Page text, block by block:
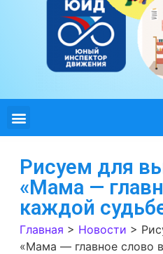
Рисуем для
«Мама —
каждой
Главная > Новости >
«Мама — главное слово